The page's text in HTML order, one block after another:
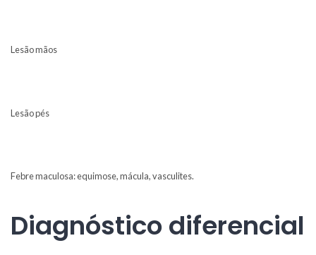
Lesão mãos
Lesão pés
Febre maculosa: equimose, mácula, vasculites.
Diagnóstico diferencial